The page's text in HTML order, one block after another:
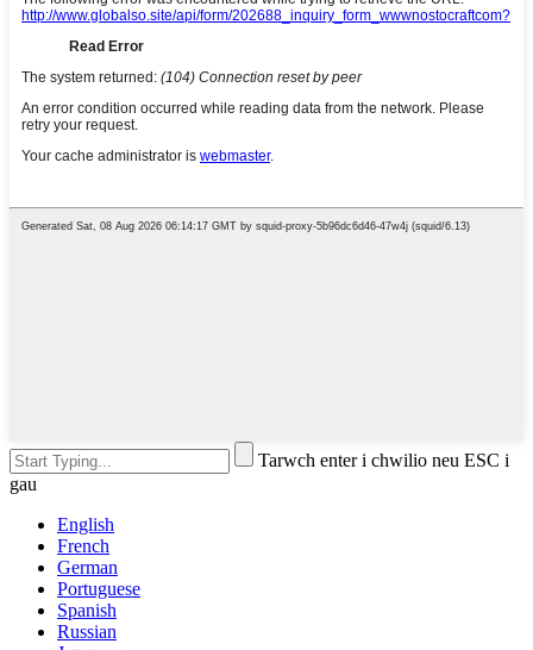
Tarwch enter i chwilio neu ESC i
gau
English
French
German
Portuguese
Spanish
Russian